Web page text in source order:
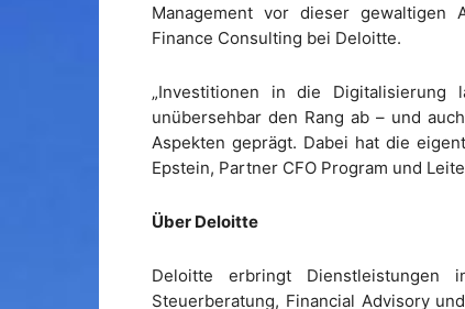
Management vor dieser gewaltigen
Finance Consulting bei Deloitte.
„Investitionen in die Digitalisierung
unübersehbar den Rang ab – und
Aspekten geprägt. Dabei hat die
Epstein, Partner CFO Program und
Über Deloitte
Deloitte erbringt Dienstleistungen
Steuerberatung, Financial Advisory